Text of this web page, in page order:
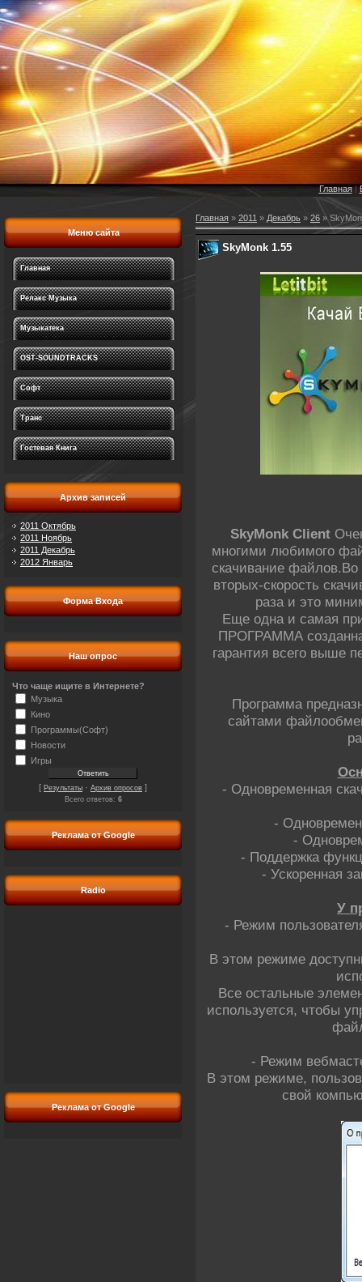
Главная|
Меню сайта
Главная
Релакс Музыка
Музыкатека
OST-SOUNDTRACKS
Софт
Транс
Гостевая Книга
Архив записей
2011 Октябрь
2011 Ноябрь
2011 Декабрь
2012 Январь
Форма Входа
Наш опрос
Что чаще ищите в Интернете?
Музыка
Кино
Программы(Софт)
Новости
Игры
[ Результаты · Архив опросов ]
Всего ответов: 6
Реклама от Google
Radio
Реклама от Google
Главная » 2011 » Декабрь » 26 »
SkyMonk 1.55
SkyMonk Client
многими любимого
скачивание файлов.Во
вторых-скорость
раза и это
Еще одна и самая
ПРОГРАММА
гарантия всего выше
Программа
сайтами
- Одновременная
-
-
- Поддержка
- Ускоренная
У
- Режим
В этом режиме
Все остальные
используется, чтобы
- Режим
В этом режиме,
свой